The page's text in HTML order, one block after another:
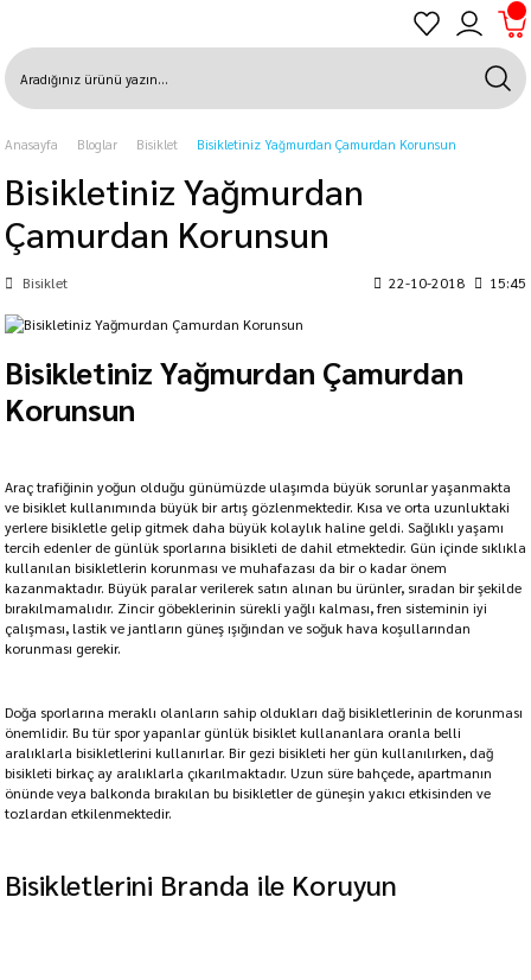
Anasayfa Bloglar Bisiklet Bisikletiniz Yağmurdan Çamurdan Korunsun
Bisikletiniz Yağmurdan
Çamurdan Korunsun
Bisiklet 22-10-2018 15:45
Bisikletiniz Yağmurdan Çamurdan
Korunsun
Araç trafiğinin yoğun olduğu günümüzde ulaşımda büyük sorunlar yaşanmakta
ve bisiklet kullanımında büyük bir artış gözlenmektedir. Kısa ve orta uzunluktaki
yerlere bisikletle gelip gitmek daha büyük kolaylık haline geldi. Sağlıklı yaşamı
tercih edenler de günlük sporlarına bisikleti de dahil etmektedir. Gün içinde sıklıkla
kullanılan bisikletlerin korunması ve muhafazası da bir o kadar önem
kazanmaktadır. Büyük paralar verilerek satın alınan bu ürünler, sıradan bir şekilde
bırakılmamalıdır. Zincir göbeklerinin sürekli yağlı kalması, fren sisteminin iyi
çalışması, lastik ve jantların güneş ışığından ve soğuk hava koşullarından
korunması gerekir.
Doğa sporlarına meraklı olanların sahip oldukları dağ bisikletlerinin de korunması
önemlidir. Bu tür spor yapanlar günlük bisiklet kullananlara oranla belli
aralıklarla bisikletlerini kullanırlar. Bir gezi bisikleti her gün kullanılırken, dağ
bisikleti birkaç ay aralıklarla çıkarılmaktadır. Uzun süre bahçede, apartmanın
önünde veya balkonda bırakılan bu bisikletler de güneşin yakıcı etkisinden ve
tozlardan etkilenmektedir.
Bisikletlerini Branda ile Koruyun